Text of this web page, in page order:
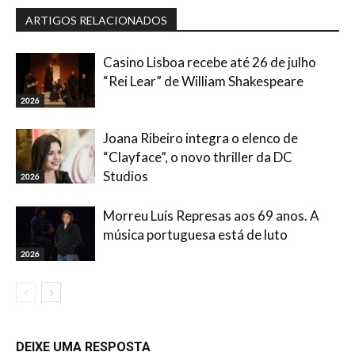
ARTIGOS RELACIONADOS
2026
Casino Lisboa recebe até 26 de julho
“Rei Lear” de William Shakespeare
2026
Joana Ribeiro integra o elenco de
“Clayface”, o novo thriller da DC
Studios
2026
Morreu Luís Represas aos 69 anos. A
música portuguesa está de luto
DEIXE UMA RESPOSTA